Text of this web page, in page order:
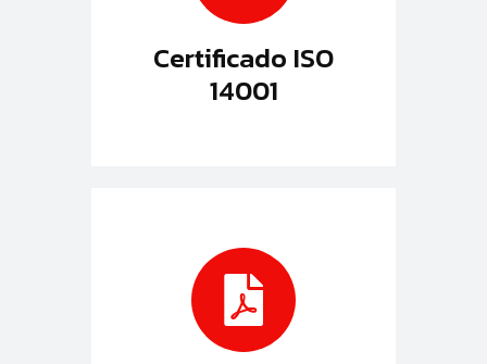
Certificado ISO
14001